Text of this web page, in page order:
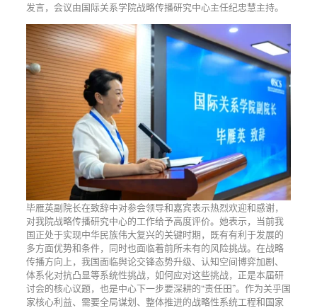
发言，会议由国际关系学院战略传播研究中心主任纪忠慧主持。
毕雁英副院长在致辞中对参会领导和嘉宾表示热烈欢迎和感谢，
对我院战略传播研究中心的工作给予高度评价。她表示，当前我
国正处于实现中华民族伟大复兴的关键时期，既有有利于发展的
多方面优势和条件，同时也面临着前所未有的风险挑战。在战略
传播方向上，我国面临舆论交锋态势升级、认知空间博弈加剧、
体系化对抗凸显等系统性挑战，如何应对这些挑战，正是本届研
讨会的核心议题，也是中心下一步要深耕的“责任田”。作为关乎国
家核心利益、需要全局谋划、整体推进的战略性系统工程和国家